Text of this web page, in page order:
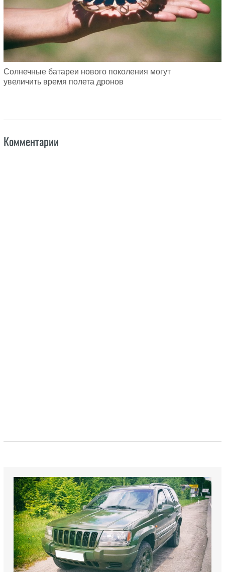
Солнечные батареи нового поколения могут
увеличить время полета дронов
Комментарии